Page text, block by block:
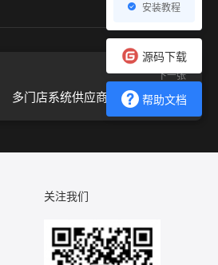
安装教程
源码下载
帮助文档
下一张
多门店系统供应商-单据详情.png
关注我们